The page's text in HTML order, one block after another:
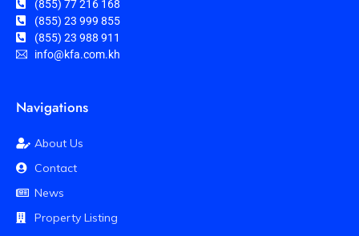
(855) 77 216 168
(855) 23 999 855
(855) 23 988 911
info@kfa.com.kh
Navigations
About Us
Contact
News
Property Listing